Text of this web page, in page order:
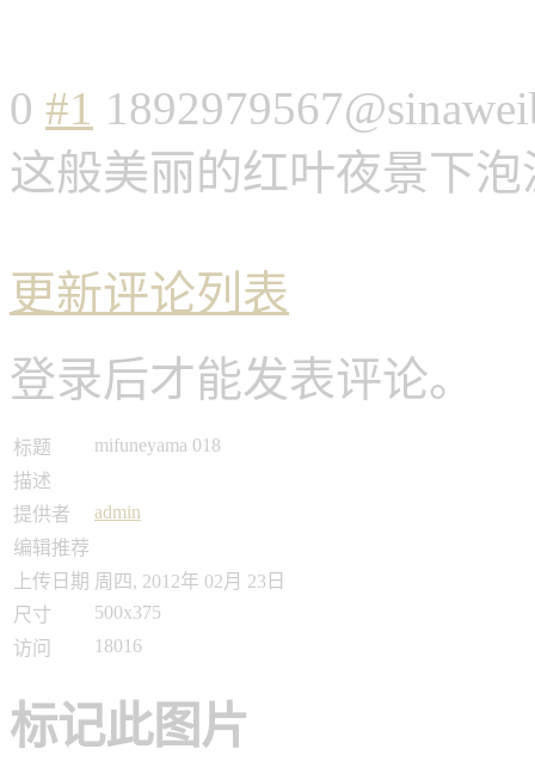
0 #1
这般美丽的红叶夜景下
更新评论列表
登录后才能发表评论。
标题
mifuneyama 018
描述
提供者
admin
编辑推荐
上传日期 周四, 2012年 02月 23日
尺寸
500x375
访问
18016
标记此图片